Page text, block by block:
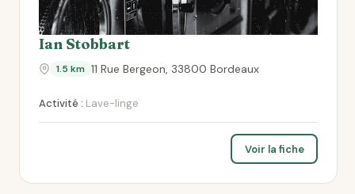
Ian Stobbart
1.5 km 11 Rue Bergeon, 33800 Bordeaux
Activité : Lave-linge
Voir la fiche